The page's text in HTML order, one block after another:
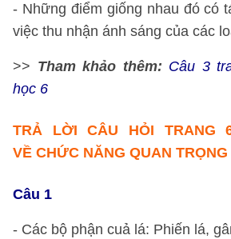
- Những điểm giống nhau đó có
việc thu nhận ánh sáng của các
>> Tham khảo thêm: Câu 3
học 6
TRẢ LỜI CÂU HỎI TRANG
VỀ CHỨC NĂNG QUAN
Câu 1
- Các bộ phận cuả lá: Phiến lá,